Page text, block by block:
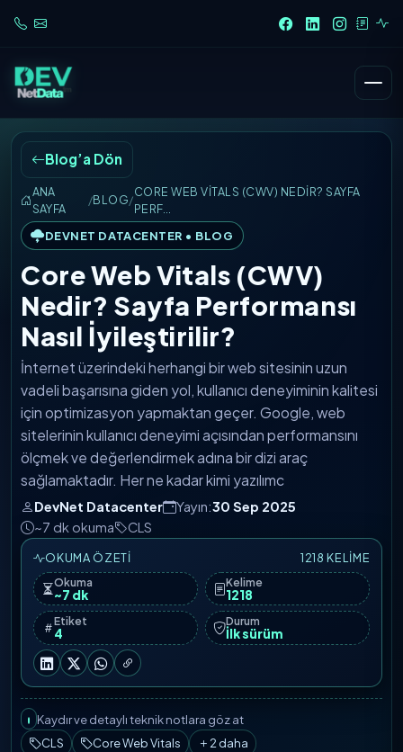
Blog’a Dön
ANA
SAYFA
/BLOG/
CORE WEB VITALS (CWV) NEDIR? SAYFA
PERF…
DEVNET DATACENTER • BLOG
Core Web Vitals (CWV)
Nedir? Sayfa Performansı
Nasıl İyileştirilir?
İnternet üzerindeki herhangi bir web sitesinin uzun
vadeli başarısına giden yol, kullanıcı deneyiminin kalitesi
için optimizasyon yapmaktan geçer. Google, web
sitelerinin kullanıcı deneyimi açısından performansını
ölçmek ve değerlendirmek adına bir dizi araç
sağlamaktadır. Her ne kadar kimi yazılımc
DevNet Datacenter Yayın:30 Sep 2025
~7 dk okuma
CLS
OKUMA ÖZETI
1218 KELIME
Okuma
~7 dk
Kelime
1218
Etiket
4
Durum
İlk sürüm
Kaydır ve detaylı teknik notlara göz at
CLS Core Web Vitals 2 daha